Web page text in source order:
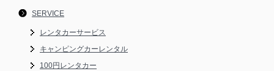
SERVICE
レンタカーサービス
キャンピングカーレンタル
100円レンタカー